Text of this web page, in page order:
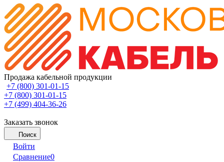
Продажа кабельной продукции
+7 (800) 301-01-15
+7 (800) 301-01-15
+7 (499) 404-36-26
Заказать звонок
Поиск
Войти
Сравнение0